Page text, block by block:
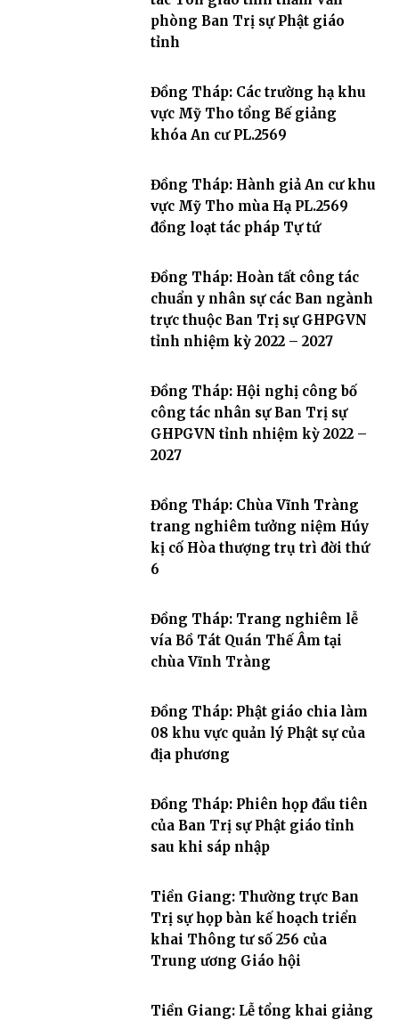
phòng Ban Trị sự Phật giáo
tỉnh
Đồng Tháp: Các trường hạ khu
vực Mỹ Tho tổng Bế giảng
khóa An cư PL.2569
Đồng Tháp: Hành giả An cư khu
vực Mỹ Tho mùa Hạ PL.2569
đồng loạt tác pháp Tự tứ
Đồng Tháp: Hoàn tất công tác
chuẩn y nhân sự các Ban ngành
trực thuộc Ban Trị sự GHPGVN
tỉnh nhiệm kỳ 2022 – 2027
Đồng Tháp: Hội nghị công bố
công tác nhân sự Ban Trị sự
GHPGVN tỉnh nhiệm kỳ 2022 –
2027
Đồng Tháp: Chùa Vĩnh Tràng
trang nghiêm tưởng niệm Húy
kị cố Hòa thượng trụ trì đời thứ
6
Đồng Tháp: Trang nghiêm lễ
vía Bồ Tát Quán Thế Âm tại
chùa Vĩnh Tràng
Đồng Tháp: Phật giáo chia làm
08 khu vực quản lý Phật sự của
địa phương
Đồng Tháp: Phiên họp đầu tiên
của Ban Trị sự Phật giáo tỉnh
sau khi sáp nhập
Tiền Giang: Thường trực Ban
Trị sự họp bàn kế hoạch triển
khai Thông tư số 256 của
Trung ương Giáo hội
Tiền Giang: Lễ tổng khai giảng